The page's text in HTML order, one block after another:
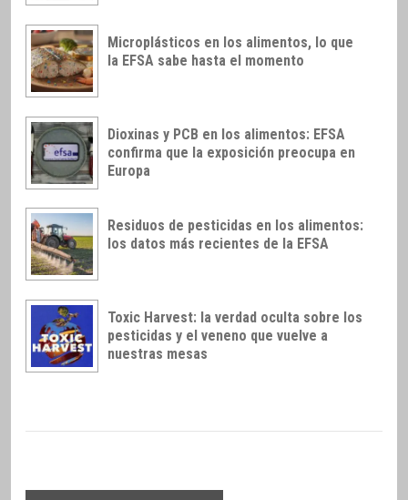
Microplásticos en los alimentos, lo que
la EFSA sabe hasta el momento
Dioxinas y PCB en los alimentos: EFSA
confirma que la exposición preocupa en
Europa
Residuos de pesticidas en los alimentos:
los datos más recientes de la EFSA
Toxic Harvest: la verdad oculta sobre los
pesticidas y el veneno que vuelve a
nuestras mesas